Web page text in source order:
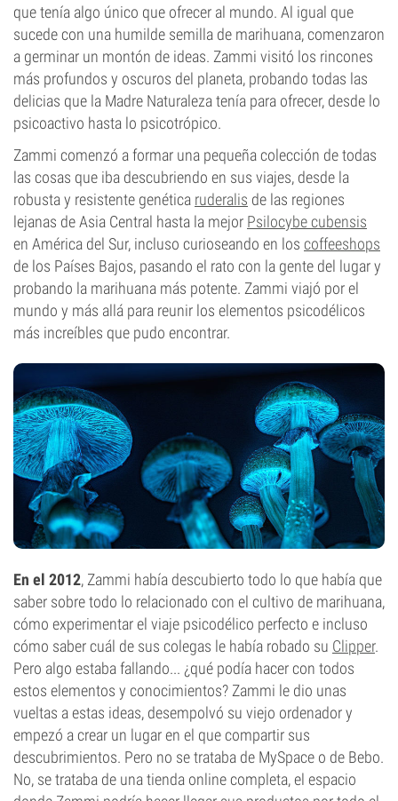
que tenía algo único que ofrecer al mundo. Al igual que
sucede con una humilde semilla de marihuana, comenzaron
a germinar un montón de ideas. Zammi visitó los rincones
más profundos y oscuros del planeta, probando todas las
delicias que la Madre Naturaleza tenía para ofrecer, desde lo
psicoactivo hasta lo psicotrópico.
Zammi comenzó a formar una pequeña colección de todas
las cosas que iba descubriendo en sus viajes, desde la
robusta y resistente genética ruderalis de las regiones
lejanas de Asia Central hasta la mejor Psilocybe cubensis
en América del Sur, incluso curioseando en los coffeeshops
de los Países Bajos, pasando el rato con la gente del lugar y
probando la marihuana más potente. Zammi viajó por el
mundo y más allá para reunir los elementos psicodélicos
más increíbles que pudo encontrar.
En el 2012, Zammi había descubierto todo lo que había que
saber sobre todo lo relacionado con el cultivo de marihuana,
cómo experimentar el viaje psicodélico perfecto e incluso
cómo saber cuál de sus colegas le había robado su Clipper.
Pero algo estaba fallando... ¿qué podía hacer con todos
estos elementos y conocimientos? Zammi le dio unas
vueltas a estas ideas, desempolvó su viejo ordenador y
empezó a crear un lugar en el que compartir sus
descubrimientos. Pero no se trataba de MySpace o de Bebo.
No, se trataba de una tienda online completa, el espacio